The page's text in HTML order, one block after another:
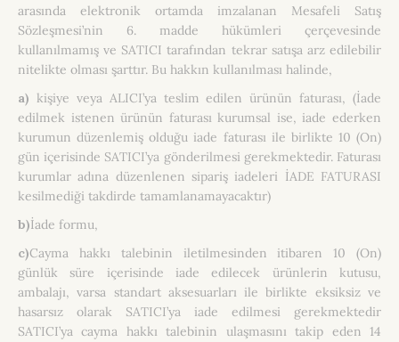
arasında elektronik ortamda imzalanan Mesafeli Satış
Sözleşmesi’nin 6. madde hükümleri çerçevesinde
kullanılmamış ve SATICI tarafından tekrar satışa arz edilebilir
nitelikte olması şarttır. Bu hakkın kullanılması halinde,
a) kişiye veya ALICI’ya teslim edilen ürünün faturası, (İade
edilmek istenen ürünün faturası kurumsal ise, iade ederken
kurumun düzenlemiş olduğu iade faturası ile birlikte 10 (On)
gün içerisinde SATICI’ya gönderilmesi gerekmektedir. Faturası
kurumlar adına düzenlenen sipariş iadeleri İADE FATURASI
kesilmediği takdirde tamamlanamayacaktır)
b)İade formu,
c)Cayma hakkı talebinin iletilmesinden itibaren 10 (On)
günlük süre içerisinde iade edilecek ürünlerin kutusu,
ambalajı, varsa standart aksesuarları ile birlikte eksiksiz ve
hasarsız olarak SATICI’ya iade edilmesi gerekmektedir
SATICI’ya cayma hakkı talebinin ulaşmasını takip eden 14